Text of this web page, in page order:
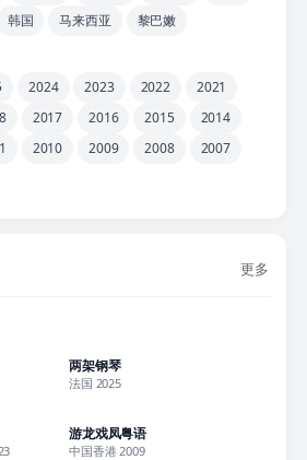
韩国 马来西亚 黎巴嫩
2024 2023 2022
2021
2017 2016 2015
2014
2010 2009 2008
2007
更多
两架钢琴
法国 2025
游龙戏凤粤语
中国香港 2009